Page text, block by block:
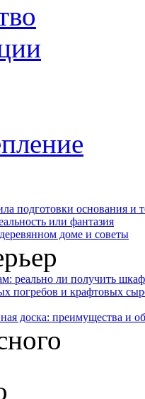
подготовки основания и
или фантазия
доме и советы
реально ли получить
погребов и крафтовых
доска: преимущества и